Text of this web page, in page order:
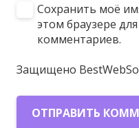
Сохранить моё
этом браузере
комментариев.
Защищено
ОТПРАВИТЬ